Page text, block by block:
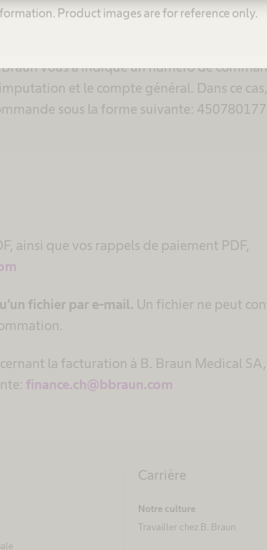
Product images are for reference only.
vous a indiqué un numéro de
et le compte général. Dans ce
sous la forme suivante:
ainsi que vos rappels de paiement PDF,
fichier par e-mail. Un fichier ne peut
la facturation à B. Braun Medical
finance.ch@bbraun.com
Carrière
Notre culture
Travailler chez B. Braun